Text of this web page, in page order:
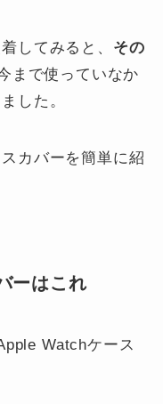
してみると、 その
まで使っていなか
した。
カバーを簡単に紹
ーはこれ
Watchケース